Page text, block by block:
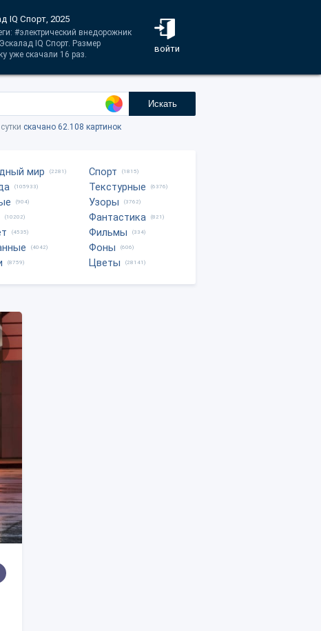
войти
IQ Спорт, 2025
#электрический внедорожник
IQ Спорт. Размер
уже скачали 16 раз.
Искать
скачано 62.108 картинок
мир (2281)
(105933)
(904)
(10202)
(4535)
(4042)
(8759)
Спорт (1815)
Текстурные (6376)
Узоры (3762)
Фантастика (821)
Фильмы (334)
Фоны (606)
Цветы (28141)